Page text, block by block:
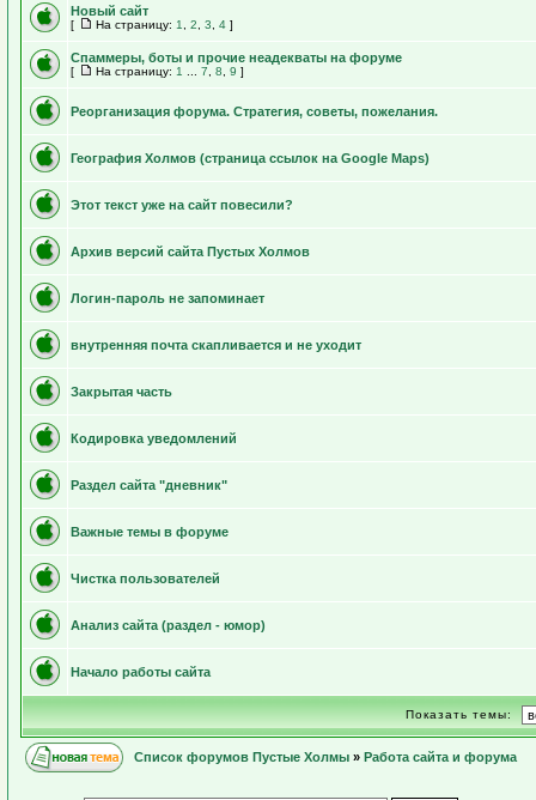
Новый сайт
[ На страницу: 1 2 3 4 ]
Спаммеры, боты и прочие неадекваты на форуме
[ На страницу: 1 7 8 9 ]
Реорганизация форума. Стратегия, советы, пожелания.
География Холмов (страница ссылок на Google Maps)
Этот текст уже на сайт повесили?
Архив версий сайта Пустых Холмов
Логин-пароль не запоминает
внутренняя почта скапливается и не уходит
Закрытая часть
Кодировка уведомлений
Раздел сайта "дневник"
Важные темы в форуме
Чистка пользователей
Анализ сайта (раздел - юмор)
Начало работы сайта
Показать темы:
Список форумов Пустые Холмы » Работа сайта и форума